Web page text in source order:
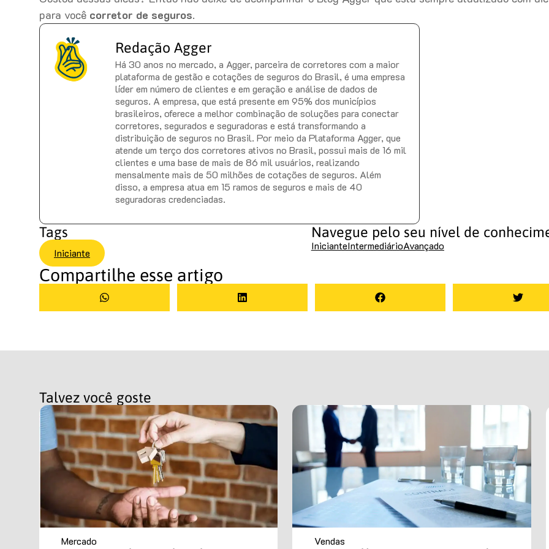
para você corretor de seguros.
Redação Agger
Há 30 anos no mercado, a Agger, parceira de corretores com a maior
plataforma de gestão e cotações de seguros do Brasil, é uma empresa
líder em número de clientes e em geração e análise de dados de
seguros. A empresa, que está presente em 95% dos municípios
brasileiros, oferece a melhor combinação de soluções para conectar
corretores, segurados e seguradoras e está transformando a
distribuição de seguros no Brasil. Por meio da Plataforma Agger, que
atende um terço dos corretores ativos no Brasil, possui mais de 16 mil
clientes e uma base de mais de 86 mil usuários, realizando
mensalmente mais de 50 milhões de cotações de seguros. Além
disso, a empresa atua em 15 ramos de seguros e mais de 40
seguradoras credenciadas.
Tags
Iniciante
Navegue pelo seu nível de
InicianteIntermediárioAvançado
Compartilhe esse artigo
Talvez você goste
Mercado Vendas